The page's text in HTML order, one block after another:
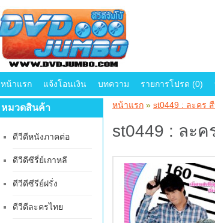
หน้าแรก แจ้งโอนเงิน บทความ รายการโปรด (0)
หมวดสินค้า
ดีวีดีหนังภาคต่อ
ดีวีดีซีรี่ย์เกาหลี
ดีวีดีซีรีย์ฝรั่ง
ดีวีดีละครไทย
หน้าแรก » st0449 : ละคร
st0449 : ละ